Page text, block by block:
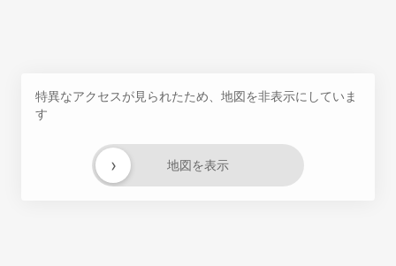
特異なアクセスが見られたため、地図を非表示にしていま
す
地図を表示
›